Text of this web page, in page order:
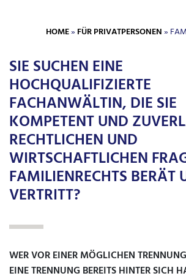
HOME» FÜR PRIVATPERSONEN»
SIE SUCHEN EINE
HOCHQUALIFIZIERTE
FACHANWÄLTIN, DIE SIE
KOMPETENT UND
RECHTLICHEN UND
WIRTSCHAFTLICHEN
FAMILIENRECHTS BERÄT
VERTRITT?
WER VOR EINER MÖGLICHEN
EINE TRENNUNG BEREITS HINTER SICH